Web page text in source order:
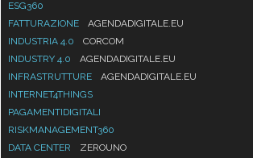
ESG360
FATTURAZIONE
AGENDADIGITALE.EU
INDUSTRIA 4.0
CORCOM
INDUSTRY 4.0
AGENDADIGITALE.EU
INFRASTRUTTURE
AGENDADIGITALE.EU
INTERNET4THINGS
PAGAMENTIDIGITALI
RISKMANAGEMENT360
DATA CENTER
ZEROUNO